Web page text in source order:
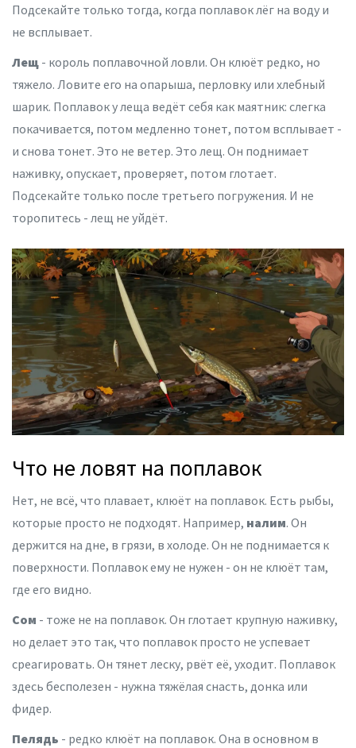
Подсекайте только тогда, когда поплавок лёг на воду и
не всплывает.
Лещ - король поплавочной ловли. Он клюёт редко, но
тяжело. Ловите его на опарыша, перловку или хлебный
шарик. Поплавок у леща ведёт себя как маятник: слегка
покачивается, потом медленно тонет, потом всплывает -
и снова тонет. Это не ветер. Это лещ. Он поднимает
наживку, опускает, проверяет, потом глотает.
Подсекайте только после третьего погружения. И не
торопитесь - лещ не уйдёт.
Что не ловят на поплавок
Нет, не всё, что плавает, клюёт на поплавок. Есть рыбы,
которые просто не подходят. Например, налим. Он
держится на дне, в грязи, в холоде. Он не поднимается к
поверхности. Поплавок ему не нужен - он не клюёт там,
где его видно.
Сом - тоже не на поплавок. Он глотает крупную наживку,
но делает это так, что поплавок просто не успевает
среагировать. Он тянет леску, рвёт её, уходит. Поплавок
здесь бесполезен - нужна тяжёлая снасть, донка или
фидер.
Пелядь - редко клюёт на поплавок. Она в основном в